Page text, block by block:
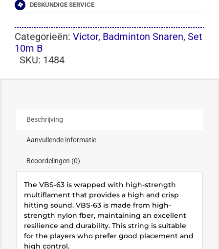
DESKUNDIGE SERVICE
Categorieën: Victor, Badminton Snaren, Set
10m B
SKU: 1484
Beschrijving
Aanvullende informatie
Beoordelingen (0)
The VBS-63 is wrapped with high-strength
multiflament that provides a high and crisp
hitting sound. VBS-63 is made from high-
strength nylon fber, maintaining an excellent
resilience and durability. This string is suitable
for the players who prefer good placement and
high control.